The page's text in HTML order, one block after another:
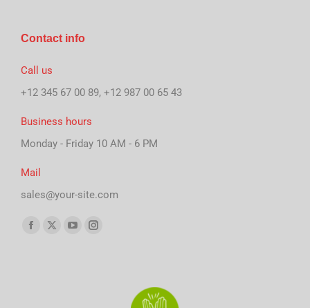
Contact info
Call us
+12 345 67 00 89, +12 987 00 65 43
Business hours
Monday - Friday 10 AM - 6 PM
Mail
sales@your-site.com
Finden Sie uns auf:
Facebook
X
YouTubeInstagram